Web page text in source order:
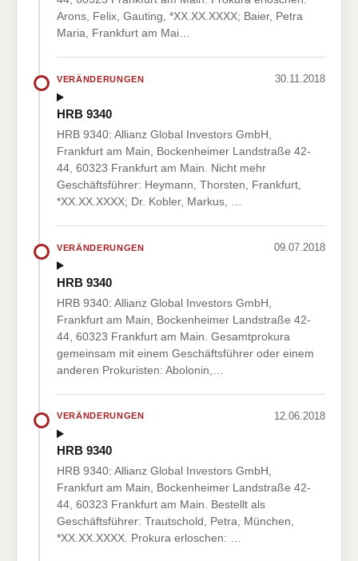
Arons, Felix, Gauting, *XX.XX.XXXX; Baier, Petra
Maria, Frankfurt am Mai…
VERÄNDERUNGEN 30.11.2018
HRB 9340
HRB 9340: Allianz Global Investors GmbH,
Frankfurt am Main, Bockenheimer Landstraße 42-
44, 60323 Frankfurt am Main. Nicht mehr
Geschäftsführer: Heymann, Thorsten, Frankfurt,
*XX.XX.XXXX; Dr. Kobler, Markus, …
VERÄNDERUNGEN 09.07.2018
HRB 9340
HRB 9340: Allianz Global Investors GmbH,
Frankfurt am Main, Bockenheimer Landstraße 42-
44, 60323 Frankfurt am Main. Gesamtprokura
gemeinsam mit einem Geschäftsführer oder einem
anderen Prokuristen: Abolonin,…
VERÄNDERUNGEN 12.06.2018
HRB 9340
HRB 9340: Allianz Global Investors GmbH,
Frankfurt am Main, Bockenheimer Landstraße 42-
44, 60323 Frankfurt am Main. Bestellt als
Geschäftsführer: Trautschold, Petra, München,
*XX.XX.XXXX. Prokura erloschen: …